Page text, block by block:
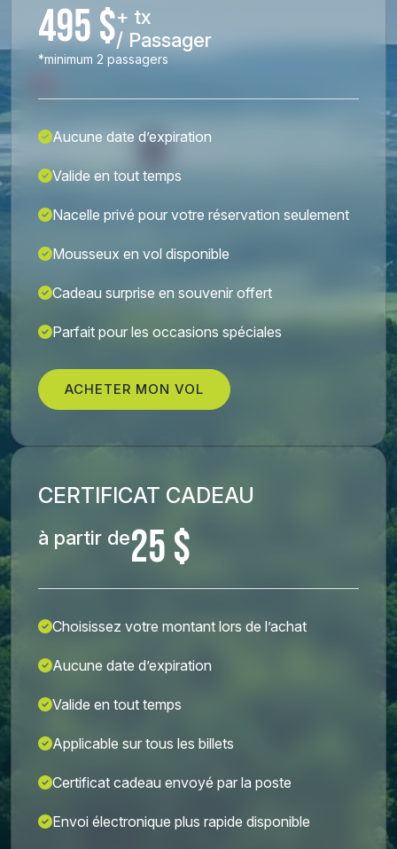
495 $+ tx
/ Passager
*minimum 2 passagers
Aucune date d’expiration
Valide en tout temps
Nacelle privé pour votre réservation seulement
Mousseux en vol disponible
Cadeau surprise en souvenir offert
Parfait pour les occasions spéciales
ACHETER MON VOL
CERTIFICAT CADEAU
à partir de25 $
Choisissez votre montant lors de l’achat
Aucune date d’expiration
Valide en tout temps
Applicable sur tous les billets
Certificat cadeau envoyé par la poste
Envoi électronique plus rapide disponible